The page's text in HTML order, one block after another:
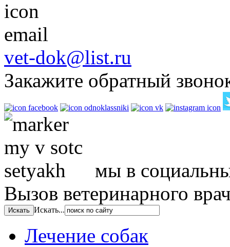
vet-dok@list.ru
Закажите обратный
мы в
Вызов ветеринарного
Искать...
Лечение собак